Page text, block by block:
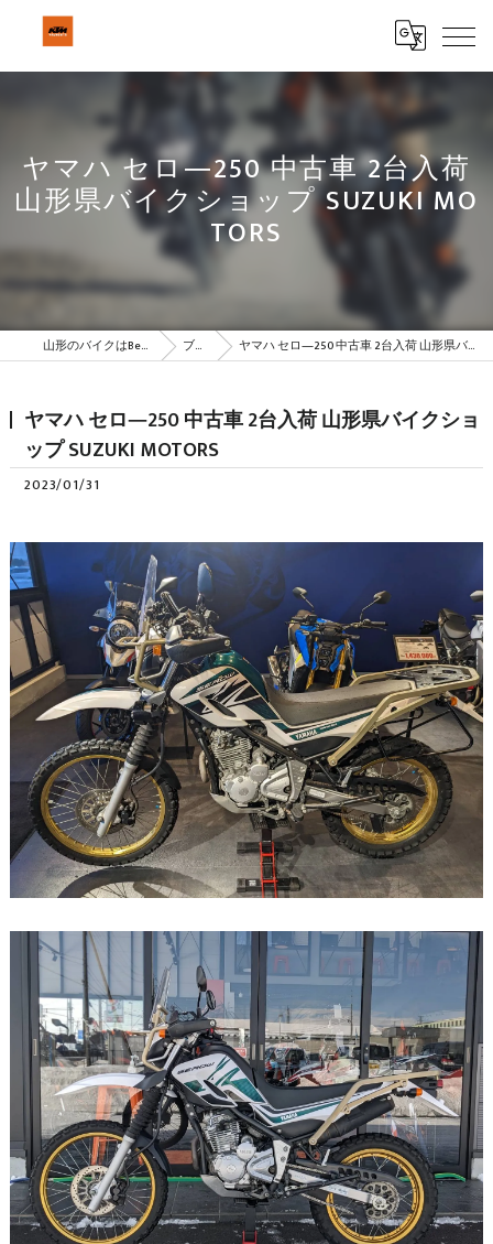
ヤマハ セロ―250 中古車 2台入荷
山形県バイクショップ SUZUKI MO
TORS
山形のバイクはBeSTAR株式会社 ブログ ヤマハ セロ―250 中古車 2台入荷 山形県バイクショップ SUZUKI MOTORS
ヤマハ セロ―250 中古車 2台入荷 山形県バイクショ
ップ SUZUKI MOTORS
2023/01/31